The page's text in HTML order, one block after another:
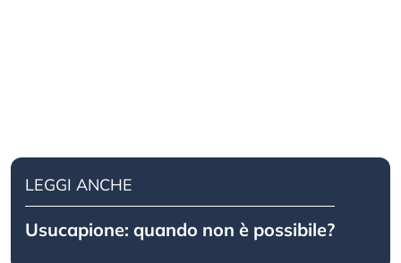
LEGGI ANCHE
Usucapione: quando non è possibile?